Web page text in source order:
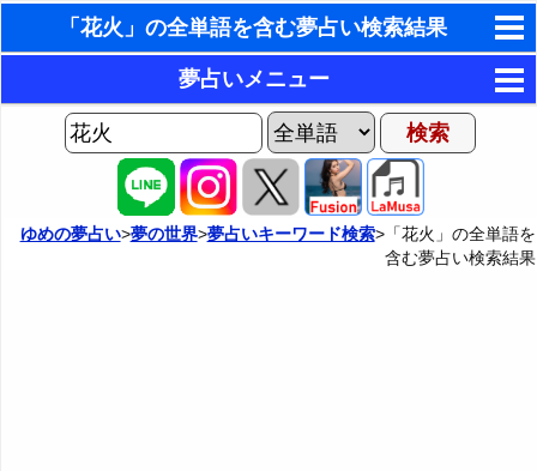
「花火」の全単語を含む夢占い検索結果
東洋・西洋占星術
ホラリー占星術
手相占いで未来診断
タロットカードで無料占い
夢占いメニュー
AIゆめの夢占いチャット
ヨセフの夢占い
夢占い掲示板
ゆめの夢占い>夢の世界>夢占いキーワード検索>「花火」の全単語を
含む夢占い検索結果